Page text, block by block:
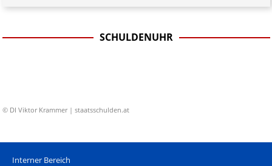
SCHULDENUHR
© DI Viktor Krammer | staatsschulden.at
Interner Bereich